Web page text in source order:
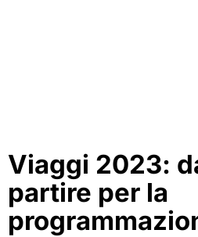
Viaggi 2023:
partire per la